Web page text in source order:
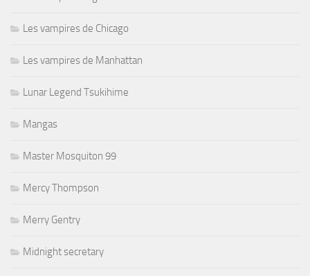
Les vampires de Chicago
Les vampires de Manhattan
Lunar Legend Tsukihime
Mangas
Master Mosquiton 99
Mercy Thompson
Merry Gentry
Midnight secretary